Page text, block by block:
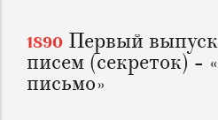
1890 Первый
писем (секреток) -
письмо»